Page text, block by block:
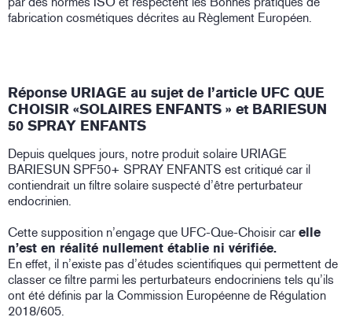
fabrication cosmétiques décrites au Règlement Européen.
Réponse URIAGE au sujet de l’article UFC QUE
CHOISIR «SOLAIRES ENFANTS » et BARIESUN
50 SPRAY ENFANTS
Depuis quelques jours, notre produit solaire URIAGE
BARIESUN SPF50+ SPRAY ENFANTS est critiqué car il
contiendrait un filtre solaire suspecté d’être perturbateur
endocrinien.
Cette supposition n’engage que UFC-Que-Choisir car elle
n’est en réalité nullement établie ni vérifiée.
En effet, il n’existe pas d’études scientifiques qui permettent de
classer ce filtre parmi les perturbateurs endocriniens tels qu’ils
ont été définis par la Commission Européenne de Régulation
2018/605.